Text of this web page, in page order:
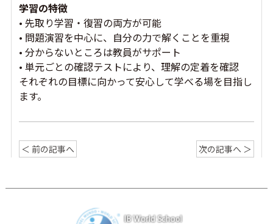
学習の特徴
• 先取り学習・復習の両方が可能
• 問題演習を中心に、自分の力で解くことを重視
• 分からないところは教員がサポート
• 単元ごとの確認テストにより、理解の定着を確認
それぞれの目標に向かって安心して学べる場を目指し
ます。
＜ 前の記事へ 次の記事へ ＞